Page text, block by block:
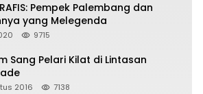
Pempek Palembang dan
yang Melegenda
9715
Sang Pelari Kilat di Lintasan
2016 7138